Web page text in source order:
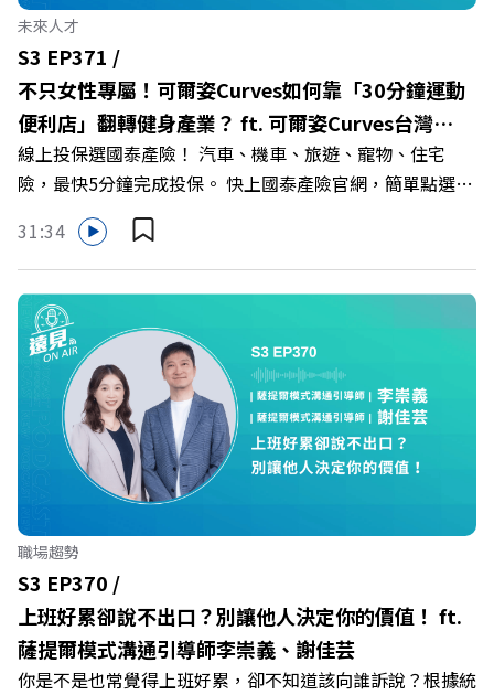
持人／遠見雜誌副社長兼遠見智庫總編輯 李建興 與談人／
樹德科技大學校長 王昭雄 +++++ 🎂歡慶遠見40歲生日！手
速搶下破天荒的獨家優惠
>>>https://gvmkt.pse.is/9e5pbz ✨關注《遠見》更多的社
群： LINE：https://reurl.cc/A4ELQp IG：
https://bit.ly/3AjBWNV YT：https://bit.ly/38jNi9k
Powered by Firstory Hosting
未來人才
S3 EP371 /
不只女性專屬！可爾姿Curves如何靠「30分鐘運動
便利店」翻轉健身產業？ ft. 可爾姿Curves台灣執
行長林宏遠
線上投保選國泰產險！ 汽車、機車、旅遊、寵物、住宅
險，最快5分鐘完成投保。 快上國泰產險官網，簡單點選，
保障立即到位！ https://fstry.pse.is/9eddvv —— 以上為
Firstory Podcast 廣告 —— 在健康意識抬頭、健身產業百
家爭鳴的激烈浪潮下，傳統的健身房該如何轉型突圍？ 本
集《遠見ON AIR》邀請到可爾姿Curves台灣執行長林宏
遠，帶你解析可爾姿如何打造出兼顧健康生活與女力創業的
健身新契機！ 🔺如何從「傳統大型健身房」轉型為「社區
運動便利店」？ 🔺運動如何落實最貼心的「女性專屬、零
壓力」空間？ 🔺對抗肌少症、預防高齡化！驚豔醫學界的
「社會處方」 🔺超高加盟成功率！為無數女性圓夢的「女
力互助與微型創業平台」 主持人／遠見雜誌副社長兼遠見
智庫總編輯 李建興 與談人／可爾姿Curves台灣執行長 林宏
遠 +++++ 🫧清除腦袋的盲點，也順手理清生活的雜亂。 點
開看質感養成術>> https://gvmkt.pse.is/9al3px ✨關注
《遠見》更多的社群： LINE：https://reurl.cc/A4ELQp
IG：https://bit.ly/3AjBWNV YT：https://bit.ly/38jNi9k
Powered by Firstory Hosting
31:34
職場趨勢
S3 EP370 /
上班好累卻說不出口？別讓他人決定你的價值！ ft.
薩提爾模式溝通引導師李崇義、謝佳芸
你是不是也常覺得上班好累，卻不知道該向誰訴說？根據統